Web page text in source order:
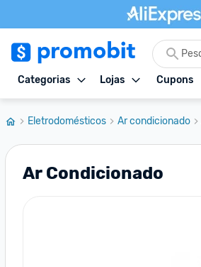
Categorias Lojas Cupons
Eletrodomésticos Ar condicionado
Ar Condicionado